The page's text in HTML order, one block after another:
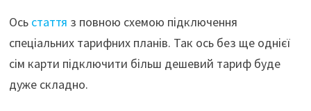
Ось стаття з повною схемою підключення
спеціальних тарифних планів. Так ось без ще однієї
сім карти підключити більш дешевий тариф буде
дуже складно.